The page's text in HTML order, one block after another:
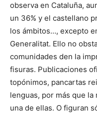
observa en Cataluña,
un 36% y el castellano
los ámbitos…, excepto
Generalitat. Ello no
comunidades den la
fisuras. Publicaciones
topónimos, pancartas
lenguas, por más que
una de ellas. O figuran